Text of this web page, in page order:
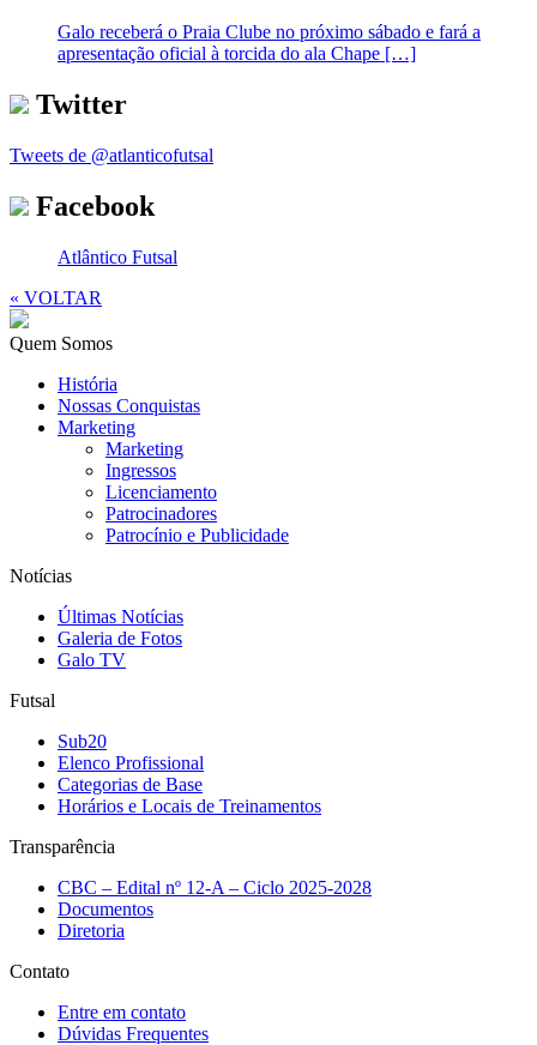
Galo receberá o Praia Clube no próximo sábado e fará a
apresentação oficial à torcida do ala Chape […]
Twitter
Tweets de @atlanticofutsal
Facebook
Atlântico Futsal
« VOLTAR
Quem Somos
História
Nossas Conquistas
Marketing
Marketing
Ingressos
Licenciamento
Patrocinadores
Patrocínio e Publicidade
Notícias
Últimas Notícias
Galeria de Fotos
Galo TV
Futsal
Sub20
Elenco Profissional
Categorias de Base
Horários e Locais de Treinamentos
Transparência
CBC – Edital nº 12-A – Ciclo 2025-2028
Documentos
Diretoria
Contato
Entre em contato
Dúvidas Frequentes